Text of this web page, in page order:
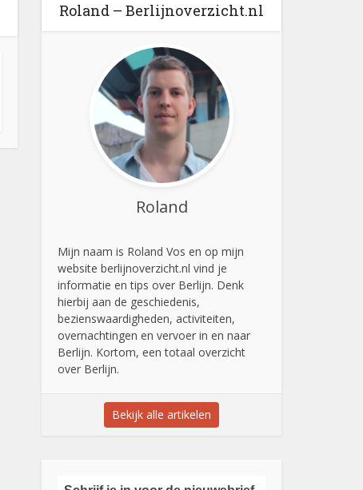
Roland – Berlijnoverzicht.nl
Roland
Mijn naam is Roland Vos en op mijn
website berlijnoverzicht.nl vind je
informatie en tips over Berlijn. Denk
hierbij aan de geschiedenis,
bezienswaardigheden, activiteiten,
overnachtingen en vervoer in en naar
Berlijn. Kortom, een totaal overzicht
over Berlijn.
Bekijk alle artikelen